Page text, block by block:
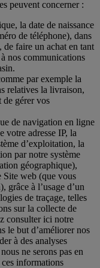
peuvent concerner :
la date de naissance
de téléphone), dans
faire un achat en tant
nos communications
par exemple la
relatives la livraison,
de gérer vos
de navigation en ligne
votre adresse IP, la
d’exploitation, la
par notre système
géographique),
Site web (que vous
grâce à l’usage d’un
de traçage, telles
sur la collecte de
consulter ici notre
le but d’améliorer nos
à des analyses
ne serons pas en
informations